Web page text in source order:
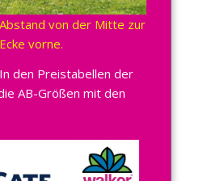
Abstand von der Mitte zur
Ecke vorne.
In den Preistabellen der
AB-Größen mit den